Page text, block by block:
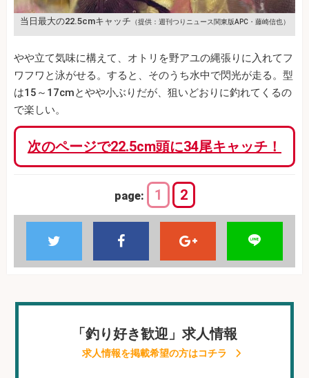
当日最大の22.5cmキャッチ （提供：週刊つりニュース関東版APC・藤崎信也）
やや立て気味に構えて、オトリを野アユの縄張りに入れてフ
ワフワと泳がせる。すると、そのうち水中で閃光が走る。型
は15～17cmとやや小ぶりだが、狙いどおりに釣れてくるの
で楽しい。
次のページで22.5cm頭に34尾キャッチ！
page: 1 2
「釣り好き歓迎」求人情報
求人情報を掲載希望の方はコチラ